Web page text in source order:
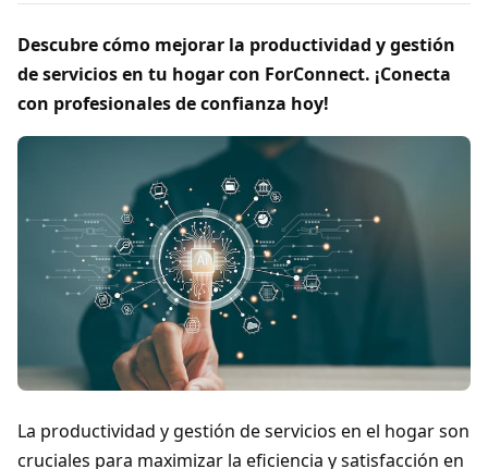
Descubre cómo mejorar la productividad y gestión
de servicios en tu hogar con ForConnect. ¡Conecta
con profesionales de confianza hoy!
La productividad y gestión de servicios en el hogar son
cruciales para maximizar la eficiencia y satisfacción en